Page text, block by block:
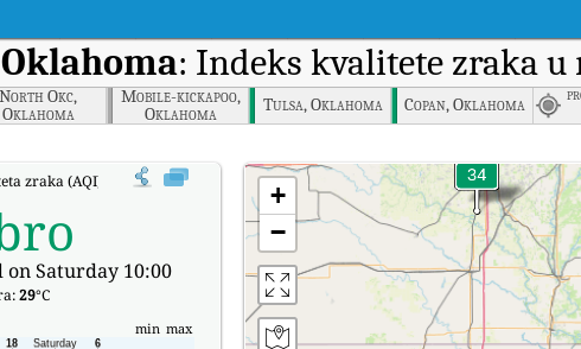
: Indeks kvalitete zraka
North Okc,
Oklahoma
Mobile-kickapoo,
Oklahoma
Tulsa, Oklahoma Copan, Oklahoma
zraka (AQI) kompanije Ponca City, Oklahoma u stvarnom vremenu.
on Saturday 10:00
29°C
min max
+
−